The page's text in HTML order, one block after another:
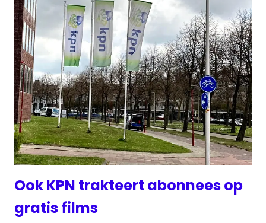
Ook KPN trakteert abonnees op
gratis films